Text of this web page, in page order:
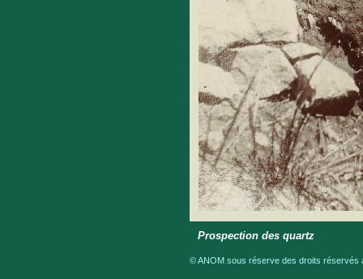
Prospection des quartz
© ANOM sous réserve des droits réservés